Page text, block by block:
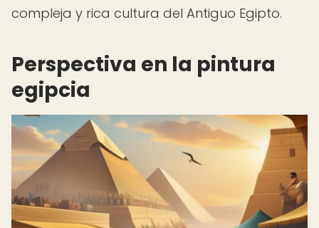
compleja y rica cultura del Antiguo Egipto.
Perspectiva en la pintura
egipcia